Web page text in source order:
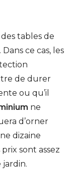
tables de
ce cas, les
de durer
ou qu’il
ne
d’orner
dizaine
sont assez